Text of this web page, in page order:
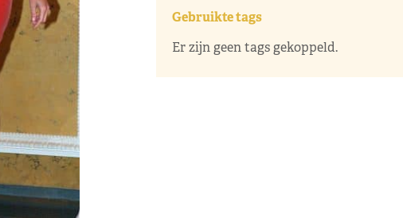
Gebruikte tags
Er zijn geen tags gekoppeld.